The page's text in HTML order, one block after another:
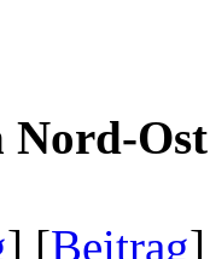
] [Beitrag